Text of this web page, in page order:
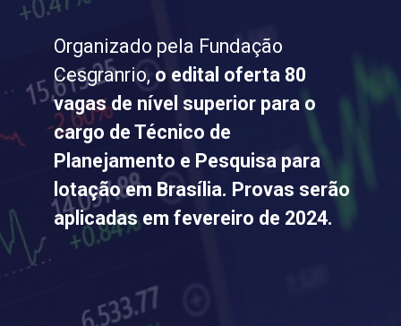
Organizado pela Fundação
Cesgranrio, o edital oferta 80
vagas de nível superior para o
cargo de Técnico de
Planejamento e Pesquisa para
lotação em Brasília. Provas serão
aplicadas em fevereiro de 2024.